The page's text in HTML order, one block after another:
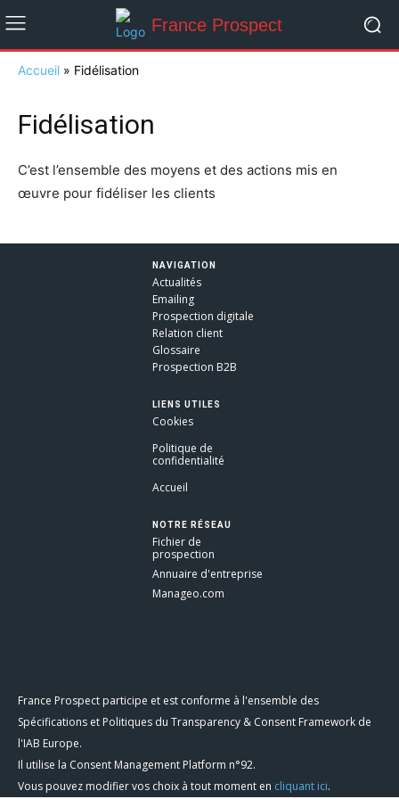
France Prospect
Accueil » Fidélisation
Fidélisation
C’est l’ensemble des moyens et des actions mis en
œuvre pour fidéliser les clients
NAVIGATION
Actualités
Emailing
Prospection digitale
Relation client
Glossaire
Prospection B2B
LIENS UTILES
Cookies
Politique de
confidentialité
Accueil
NOTRE RÉSEAU
Fichier de
prospection
Annuaire d'entreprise
Manageo.com
France Prospect participe et est conforme à l'ensemble des
Spécifications et Politiques du Transparency & Consent Framework de
l'IAB Europe.
Il utilise la Consent Management Platform n°92.
Vous pouvez modifier vos choix à tout moment en cliquant ici.